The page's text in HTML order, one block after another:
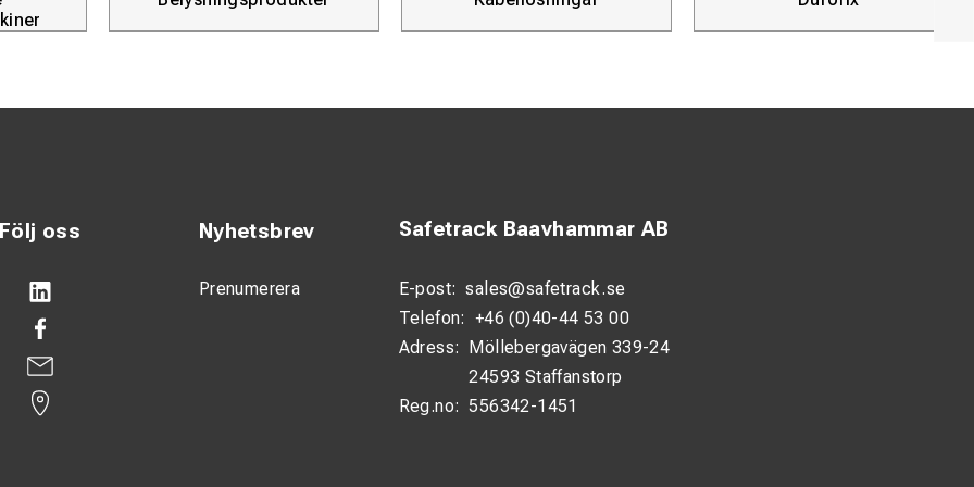
Följ oss Nyhetsbrev
Prenumerera
Safetrack Baavhammar AB
E-post: sales@safetrack.se
Telefon: +46 (0)40-44 53 00
Adress: Möllebergavägen 339-24
24593 Staffanstorp
Reg.no: 556342-1451